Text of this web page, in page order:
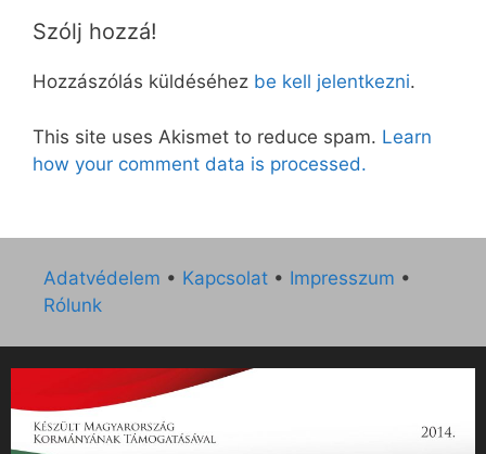
Szólj hozzá!
Hozzászólás küldéséhez be kell jelentkezni.
This site uses Akismet to reduce spam. Learn
how your comment data is processed.
Adatvédelem • Kapcsolat • Impresszum •
Rólunk